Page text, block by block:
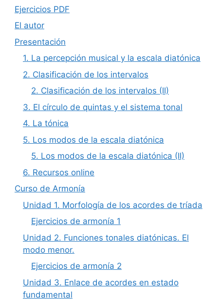
Ejercicios PDF
El autor
Presentación
1. La percepción musical y la escala diatónica
2. Clasificación de los intervalos
2. Clasificación de los intervalos (II)
3. El círculo de quintas y el sistema tonal
4. La tónica
5. Los modos de la escala diatónica
5. Los modos de la escala diatónica (II)
6. Recursos online
Curso de Armonía
Unidad 1. Morfología de los acordes de tríada
Ejercicios de armonía 1
Unidad 2. Funciones tonales diatónicas. El
modo menor.
Ejercicios de armonía 2
Unidad 3. Enlace de acordes en estado
fundamental